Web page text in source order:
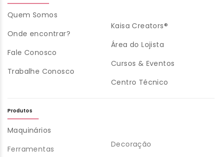
Quem Somos
Onde encontrar?
Fale Conosco
Trabalhe Conosco
Kaisa Creators®
Área do Lojista
Cursos & Eventos
Centro Técnico
Produtos
Maquinários
Ferramentas
Decoração